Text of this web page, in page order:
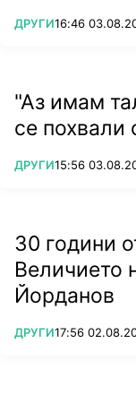
ПОВЕЧЕ ОТ
ДРУГИ16:46
"Аз имам
се похвали
ПОВЕЧЕ ОТ
ДРУГИ15:56
30 години
Величието
Йорданов
ПОВЕЧЕ ОТ
ДРУГИ17:56